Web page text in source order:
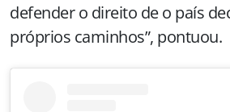
defender o direito de o país
próprios caminhos”, pontuou.